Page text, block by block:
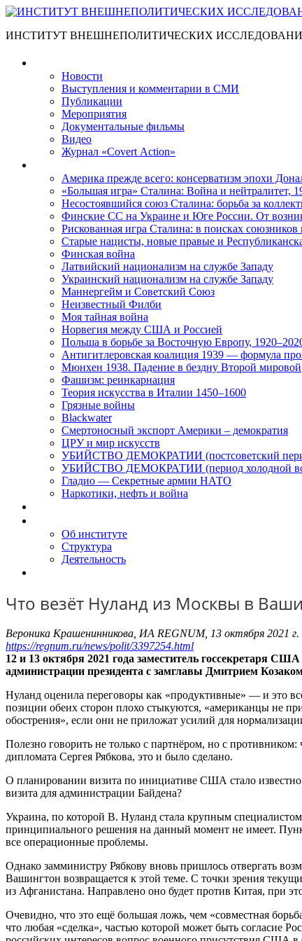
ИНСТИТУТ ВНЕШНЕПОЛИТИЧЕСКИХ
Новости
Выступления и коммента­рии в СМИ
Публикации
Мероприятия
Документальные фильмы
Видео
Журнал «Covert Action»
Америка прежде всего: консерватизм эпохи
«Большая игра» Сталина: Война и нейтралитет,
Несостоявшийся союз Сталина: борьба за
Финские СС на Украине и Юге России. От
Рискованная игра Сталина: в поисках союзников
Старые нацисты, новые правые и
Финская война
Латвийский национализм на службе Западу
Украинский национализм на службе Западу
Маннергейм и Советский Союз
Неизвестный Филби
Моя тайная война
Норвегия между США и Россией
Польша в борьбе за Восточную Европу,
Антигитлеровская коалиция 1939 — формула
Мюнхен 1938. Падение в бездну Второй мировой
Фашизм: реинкарнация
Теория искусства в Италии 1450–1600
Грязные войны
Blackwater
Смертоносный экспорт Америки – демократия
ЦРУ и мир искусств
УБИЙСТВО ДЕМОКРАТИИ (постсоветский
УБИЙСТВО ДЕМОКРАТИИ (период холодной
Гладио — Секретные армии НАТО
Наркотики, нефть и война
Об институте
Структура
Деятельность
Что везёт Нуланд из Москвы в
Вероника Крашенинникова, ИА REGNUM, 13 октября 2021 г.
https://regnum.ru/news/polit/3397254.html
12 и 13 октября 2021 года заместитель госсекретаря
администрации президента с замглавы Дмитрием
Нуланд оценила переговоры как «продуктивные» — и это
позиции обеих сторон плохо стыкуются, «американцы не
обострения», если они не приложат усилий для
Полезно говорить не только с партнёром, но с
дипломата Сергея Рябкова, это и было сделано.
О планировании визита по инициативе США стало известно
визита для администрации Байдена?
Украина, по которой В. Нуланд стала крупным
принципиального решения на данный момент не имеет.
все операционные проблемы.
Однако замминистру Рябкову вновь пришлось отвергать
Вашингтон возвращается к этой теме. С точки зрения
из Афганистана. Направлено оно будет против Китая, при
Очевидно, что это ещё большая ложь, чем «совместная
что любая «сделка», частью которой может быть согласие